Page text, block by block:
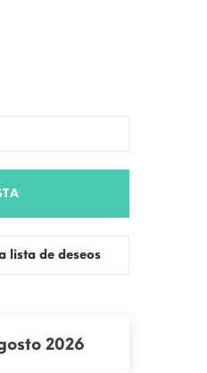
lista de deseos
2026